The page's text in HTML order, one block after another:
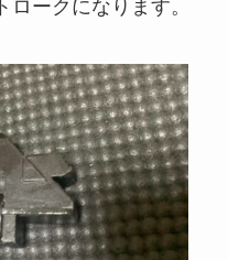
ークになります。